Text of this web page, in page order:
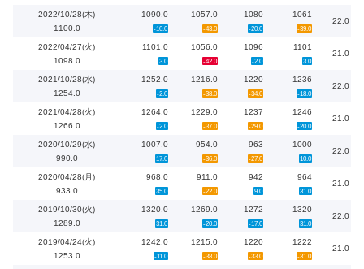
2022/10/28(木)
1100.0
1090.0
-10.0
1057.0
-43.0
1080
-20.0
1061
-39.0
22.0
2022/04/27(火)
1098.0
1101.0
3.0
1056.0
-42.0
1096
-2.0
1101
3.0
21.0
2021/10/28(水)
1254.0
1252.0
-2.0
1216.0
-38.0
1220
-34.0
1236
-18.0
22.0
2021/04/28(火)
1266.0
1264.0
-2.0
1229.0
-37.0
1237
-29.0
1246
-20.0
21.0
2020/10/29(水)
990.0
1007.0
17.0
954.0
-36.0
963
-27.0
1000
10.0
22.0
2020/04/28(月)
933.0
968.0
35.0
911.0
-22.0
942
9.0
964
31.0
21.0
2019/10/30(火)
1289.0
1320.0
31.0
1269.0
-20.0
1272
-17.0
1320
31.0
22.0
2019/04/24(火)
1253.0
1242.0
-11.0
1215.0
-38.0
1220
-33.0
1222
-31.0
21.0